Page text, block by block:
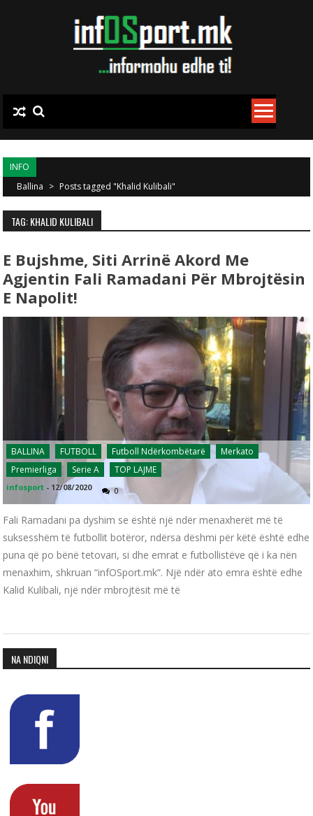
INFO
Ballina > Posts tagged "Khalid Kulibali"
TAG: KHALID KULIBALI
E Bujshme, Siti Arrinë Akord Me
Agjentin Fali Ramadani Për Mbrojtësin
E Napolit!
BALLINA FUTBOLL Futboll Ndërkombëtarë
Merkato
Premierliga
Serie A TOP LAJME
infosport - 12/08/2020 0
Fali Ramadani pa dyshim se është një ndër menaxherët më të
suksesshëm të futbollit botëror, ndërsa dëshmi për këtë është edhe
puna që po bënë tetovari, si dhe emrat e futbollistëve që i ka nën
menaxhim, shkruan “infOSport.mk”. Një ndër ato emra është edhe
Kalid Kulibali, një ndër mbrojtësit më të
NA NDIQNI